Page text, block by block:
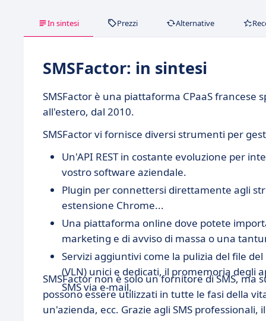
In sintesi Prezzi Alternative
SMSFactor: in sintesi
SMSFactor è una piattaforma CPaaS francese
all'estero, dal 2010.
SMSFactor vi fornisce diversi strumenti per
Un'API REST in costante evoluzione per
vostro software aziendale.
Plugin per connettersi direttamente agli
estensione Chrome...
Una piattaforma online dove potete
marketing e di avviso di massa o una
Servizi aggiuntivi come la pulizia del file
(VLN) unici e dedicati, il promemoria degli
SMS via e-mail.
SMSFactor non è solo un fornitore di SMS, ma
possono essere utilizzati in tutte le fasi della
un'azienda, ecc. Grazie agli SMS